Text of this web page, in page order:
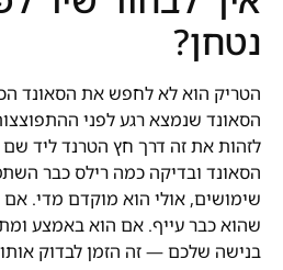
נטחן?
הטריק הוא לא לחפש את הסאונד
הסאונד שנמצא רגע לפני
לזהות את זה דרך חץ הטרנד ליד שם
הסאונד ובדיקה כמה רילס כבר
שימושים, אולי הוא מוקדם מדי.
שהוא כבר עייף. אם הוא באמצע